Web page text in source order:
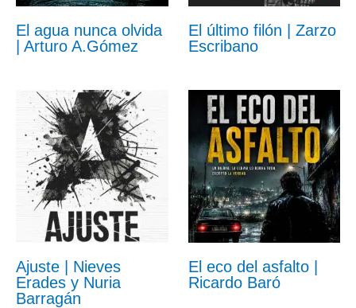
El agua nunca olvida
| Arturo A.Gómez
El último filón | Zarzo
Escribano
Ajuste | Nieves
Erades y Nuria
Barragán
El eco del asfalto |
Ricardo Baró